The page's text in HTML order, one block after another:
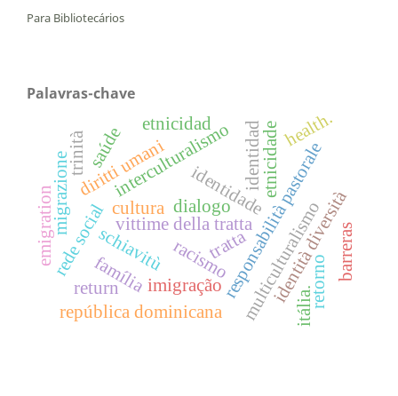
Para Bibliotecários
Palavras-chave
tratta
vittime della tratta
diritti umani
schiavitù responsabilità pastorale
identidade
cultura
etnicidade
imigração
família
rede social multiculturalismo
interculturalismo
etnicidad identidad
racismo
república dominicana
dialogo identità diversità
trinità
migrazione
retorno
saúde
emigration
return
health.
itália.
barreras